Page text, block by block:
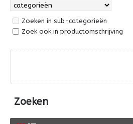
Zoeken in sub-categorieën
Zoek ook in productomschrijving
Zoeken